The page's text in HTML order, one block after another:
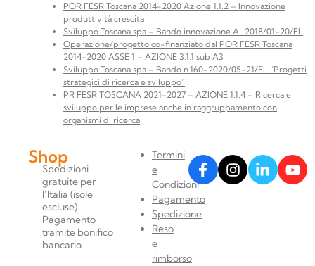
POR FESR Toscana 2014-2020 Azione 1.1.2 – Innovazione
produttività crescita
Sviluppo Toscana spa – Bando innovazione A_2018/01-20/FL
Operazione/progetto co-finanziato dal POR FESR Toscana
2014-2020 ASSE 1 – AZIONE 3.1.1 sub A3
Sviluppo Toscana spa – Bando n.160-2020/05-21/FL “Progetti
strategici di ricerca e sviluppo”
PR FESR TOSCANA 2021-2027 – AZIONE 1.1.4 – Ricerca e
sviluppo per le imprese anche in raggruppamento con
organismi di ricerca
Shop
Spedizioni
gratuite per
l’Italia (isole
escluse).
Pagamento
tramite bonifico
bancario.
Termini
e
Condizioni
Pagamento
Spedizione
Reso
e
rimborso